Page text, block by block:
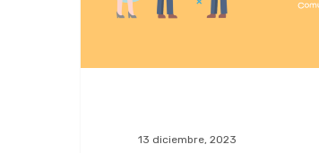
13 diciembre, 2023